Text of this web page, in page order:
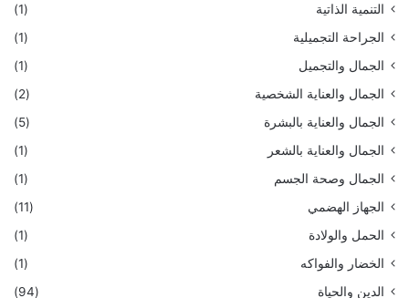
التنمية الذاتية
(1)
الجراحة التجميلية
(1)
الجمال والتجميل
(1)
الجمال والعناية الشخصية
(2)
الجمال والعناية بالبشرة
(5)
الجمال والعناية بالشعر
(1)
الجمال وصحة الجسم
(1)
الجهاز الهضمي
(11)
الحمل والولادة
(1)
الخضار والفواكه
(1)
الدين والحياة
(94)